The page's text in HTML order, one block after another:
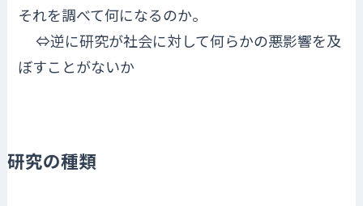
それを調べて何になるのか。
⇔逆に研究が社会に対して何らかの悪影響を及
ぼすことがないか
研究の種類